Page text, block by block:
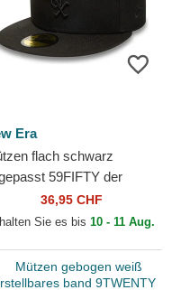
Era
flach schwarz
59FIFTY der
White Sox MLB von
Era
36,95 CHF
Sie es bis 10 - 11 Aug.